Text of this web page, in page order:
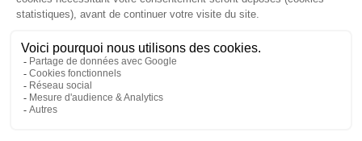
NOUS CONTACTER
NOUS LOCALISER